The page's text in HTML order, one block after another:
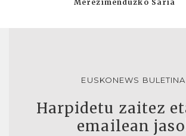
Merezimenduzko Saria
EUSKONEWS BULETINA
Harpidetu zaitez
emailean